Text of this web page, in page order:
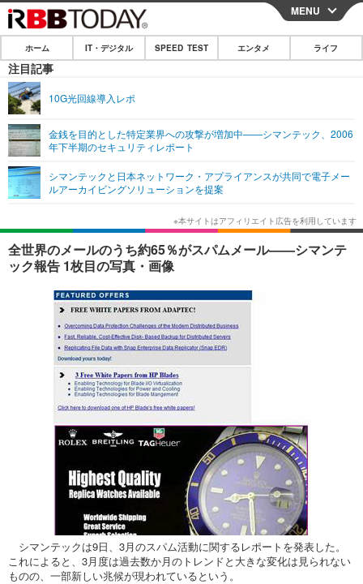
CLOSE
ホーム
IT・デジタル
ネタ
ショッピング その他
SPEED TEST
エンタメ
エンタメTOP
韓国・芸能
音楽 スポーツ
ショッピング
ライフ
ライフTOP グルメ
ペット ショッピング
その他
リリース一覧
プッシュ通知の停止方法
MENU
ホーム IT・デジタル SPEED TEST エンタメ ライフ
注目記事
10G光回線導入レポ
金銭を目的とした特定業界への攻撃が増加中——シマンテック、2006
年下半期のセキュリティレポート
シマンテックと日本ネットワーク・アプライアンスが共同で電子メー
ルアーカイビングソリューションを提案
全世界のメールのうち約65％がスパムメール——シマンテ
ック報告 1枚目の写真・画像
シマンテックは9日、3月のスパム活動に関するレポートを発表した。
これによると、3月度は過去数か月のトレンドと大きな変化は見られない
ものの、一部新しい兆候が現われているという。